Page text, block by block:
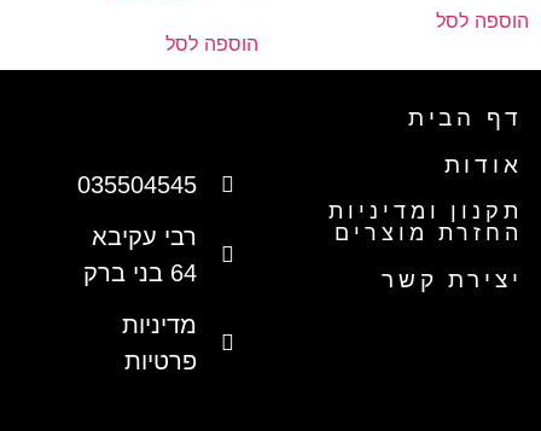
הוספה לסל
הוספה לסל
דף הבית
אודות
תקנון ומדיניות
החזרת מוצרים
יצירת קשר
035504545
רבי עקיבא
64 בני ברק
מדיניות
פרטיות